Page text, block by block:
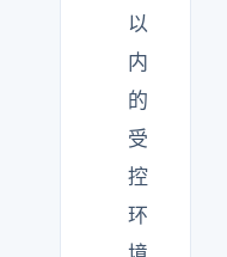
以
内
的
受
控
环